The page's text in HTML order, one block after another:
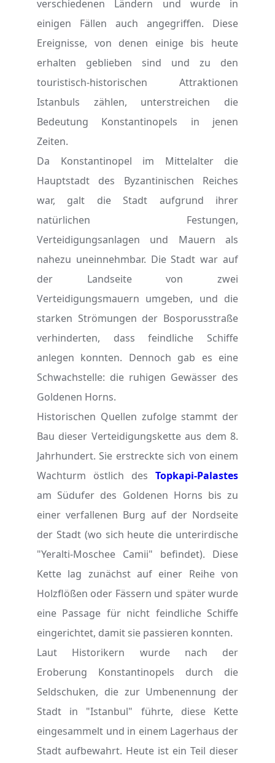
verschiedenen Ländern und wurde in
einigen Fällen auch angegriffen. Diese
Ereignisse, von denen einige bis heute
erhalten geblieben sind und zu den
touristisch-historischen Attraktionen
Istanbuls zählen, unterstreichen die
Bedeutung Konstantinopels in jenen
Zeiten.
Da Konstantinopel im Mittelalter die
Hauptstadt des Byzantinischen Reiches
war, galt die Stadt aufgrund ihrer
natürlichen Festungen,
Verteidigungsanlagen und Mauern als
nahezu uneinnehmbar. Die Stadt war auf
der Landseite von zwei
Verteidigungsmauern umgeben, und die
starken Strömungen der Bosporusstraße
verhinderten, dass feindliche Schiffe
anlegen konnten. Dennoch gab es eine
Schwachstelle: die ruhigen Gewässer des
Goldenen Horns.
Historischen Quellen zufolge stammt der
Bau dieser Verteidigungskette aus dem 8.
Jahrhundert. Sie erstreckte sich von einem
Wachturm östlich des Topkapi-Palastes
am Südufer des Goldenen Horns bis zu
einer verfallenen Burg auf der Nordseite
der Stadt (wo sich heute die unterirdische
"Yeralti-Moschee Camii" befindet). Diese
Kette lag zunächst auf einer Reihe von
Holzflößen oder Fässern und später wurde
eine Passage für nicht feindliche Schiffe
eingerichtet, damit sie passieren konnten.
Laut Historikern wurde nach der
Eroberung Konstantinopels durch die
Seldschuken, die zur Umbenennung der
Stadt in "Istanbul" führte, diese Kette
eingesammelt und in einem Lagerhaus der
Stadt aufbewahrt. Heute ist ein Teil dieser